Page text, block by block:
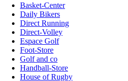
Basket-Center
Daily Bikers
Direct Running
Direct-Volley
Espace Golf
Foot-Store
Golf and co
Handball-Store
House of Rugby